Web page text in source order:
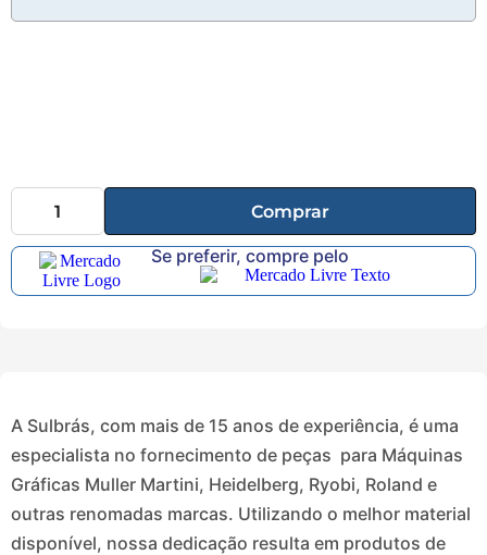
Comprar
Se preferir, compre pelo
A Sulbrás, com mais de 15 anos de experiência, é uma
especialista no fornecimento de peças para Máquinas
Gráficas Muller Martini, Heidelberg, Ryobi, Roland e
outras renomadas marcas. Utilizando o melhor material
disponível, nossa dedicação resulta em produtos de
(PU)
Serviço de
Usinagem